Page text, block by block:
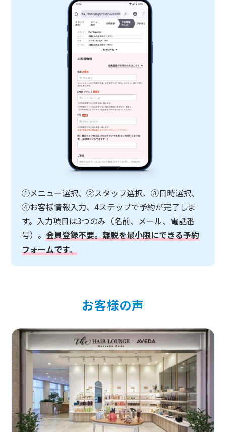
①メニュー選択、②スタッフ選択、③日時選択、
④お客様情報入力、4ステップで予約が完了しま
す。入力項目は3つのみ（名前、メール、電話番
号）。 会員登録不要。離脱を最小限にできる予約
フォームです。
お客様の声